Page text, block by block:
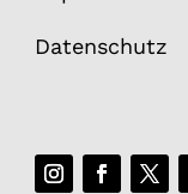
Datenschutz